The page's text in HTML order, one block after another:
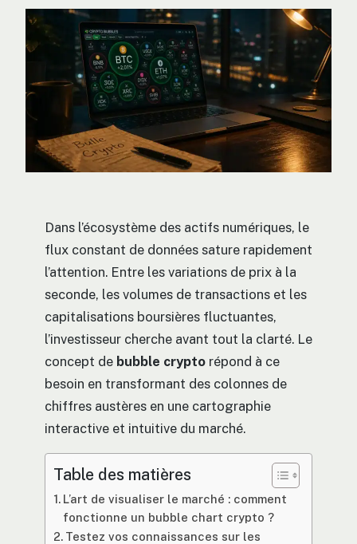
Dans l’écosystème des actifs numériques, le
flux constant de données sature rapidement
l’attention. Entre les variations de prix à la
seconde, les volumes de transactions et les
capitalisations boursières fluctuantes,
l’investisseur cherche avant tout la clarté. Le
concept de bubble crypto répond à ce
besoin en transformant des colonnes de
chiffres austères en une cartographie
interactive et intuitive du marché.
Table des matières
L’art de visualiser le marché : comment
fonctionne un bubble chart crypto ?
Testez vos connaissances sur les